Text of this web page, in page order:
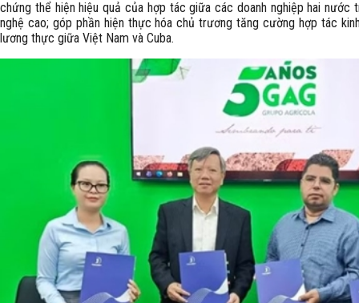
chứng thể hiện hiệu quả của hợp tác giữa các doanh nghiệp hai nước
nghệ cao; góp phần hiện thực hóa chủ trương tăng cường hợp tác
lương thực giữa Việt Nam và Cuba.